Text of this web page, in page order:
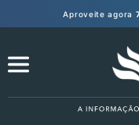
Aproveite agora